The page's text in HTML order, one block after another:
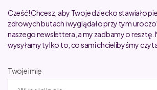
Cześć! Chcesz, aby Twoje dziecko stawiało
zdrowych butach i wyglądało przy tym
naszego newslettera, a my zadbamy o resztę.
wysyłamy tylko to, co sami chcielibyśmy
Twoje imię